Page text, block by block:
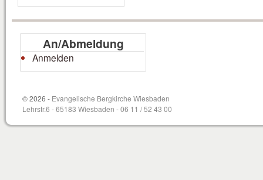
An/Abmeldung
Anmelden
© 2026 - Evangelische Bergkirche Wiesbaden
Lehrstr.6 - 65183 Wiesbaden - 06 11 / 52 43 00